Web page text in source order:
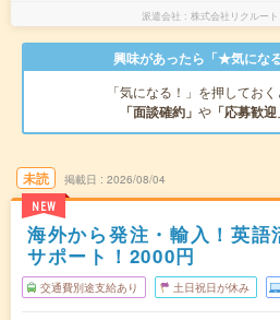
派遣会社 株式会社リクルー
興味があったら「★気にな
「気になる！」を押してお
「面談確約」 や 「応募歓迎
未読
NEW
掲載日 2026/08/04
海外から発注・輸入！英語
サポート！2000円
交通費別途支給あり 土日祝日が休み